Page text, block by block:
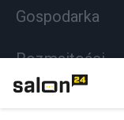
Gospodarka
Rozmaitości